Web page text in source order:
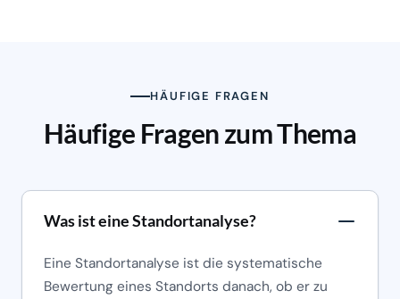
HÄUFIGE FRAGEN
Häufige Fragen zum Thema
Was ist eine Standortanalyse?
Eine Standortanalyse ist die systematische
Bewertung eines Standorts danach, ob er zu